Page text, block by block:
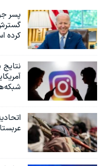
پسر
کرده